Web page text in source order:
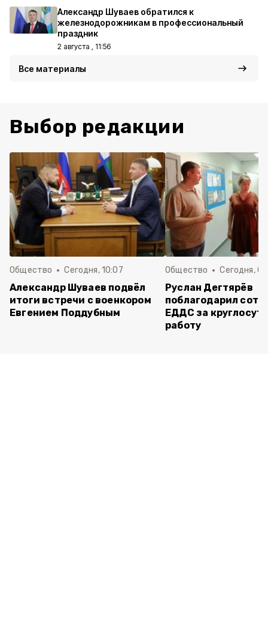
Александр Шуваев обратился к
железнодорожникам в профессиональный
праздник
2 августа , 11:56
Все материалы
Выбор редакции
Общество Сегодня, 10:07
Александр Шуваев подвёл
итоги встречи с военкором
Евгением Поддубным
Общество Сегодня,
Руслан Дегтярёв
поблагодарил
ЕДДС за
работу